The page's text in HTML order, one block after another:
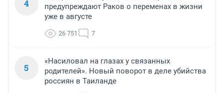
4
предупреждают Раков о переменах в жизни
уже в августе
26 751 7
5
«Насиловал на глазах у связанных
родителей». Новый поворот в деле убийства
россиян в Таиланде